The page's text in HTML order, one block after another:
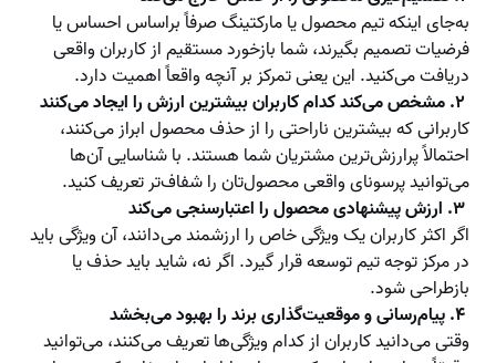
به‌جای اینکه تیم محصول یا مارکتینگ صرفاً براساس احساس یا
فرضیات تصمیم بگیرند، شما بازخورد مستقیم از کاربران واقعی
دریافت می‌کنید. این یعنی تمرکز بر آنچه واقعاً اهمیت دارد.
کاربرانی که بیشترین ناراحتی را از حذف محصول ابراز می‌کنند،
احتمالاً پرارزش‌ترین مشتریان شما هستند. با شناسایی آن‌ها
می‌توانید پرسونای واقعی محصول‌تان را شفاف‌تر تعریف کنید.
اگر اکثر کاربران یک ویژگی خاص را ارزشمند می‌دانند، آن ویژگی باید
در مرکز توجه تیم توسعه قرار گیرد. اگر نه، شاید باید حذف یا
بازطراحی شود.
وقتی می‌دانید کاربران از کدام ویژگی‌ها تعریف می‌کنند، می‌توانید